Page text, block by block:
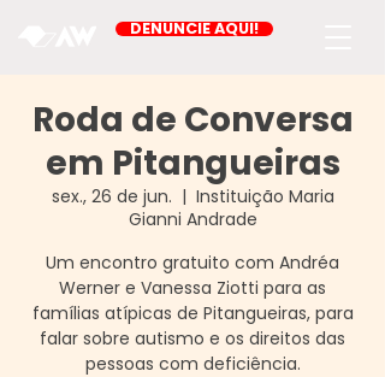
DENUNCIE AQUI!
Roda de Conversa
em Pitangueiras
sex., 26 de jun.
  |
Instituição Maria
Gianni Andrade
Um encontro gratuito com Andréa
Werner e Vanessa Ziotti para as
famílias atípicas de Pitangueiras, para
falar sobre autismo e os direitos das
pessoas com deficiência.